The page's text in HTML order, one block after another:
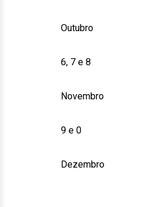
Outubro
6, 7 e 8
Novembro
9 e 0
Dezembro